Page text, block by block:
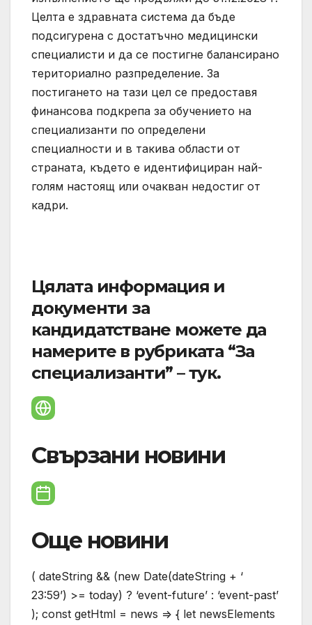
Целта е здравната система да бъде
подсигурена с достатъчно медицински
специалисти и да се постигне балансирано
териториално разпределение. За
постигането на тази цел се предоставя
финансова подкрепа за обучението на
специализанти по определени
специалности и в такива области от
страната, където е идентифициран най-
голям настоящ или очакван недостиг от
кадри.
Цялата информация и
документи за
кандидатстване можете да
намерите в рубриката “За
специализанти” – тук.
Свързани новини
Още новини
( dateString && (new Date(dateString + ‘
23:59’) >= today) ? ‘event-future’ : ‘event-past’
); const getHtml = news => { let newsElements